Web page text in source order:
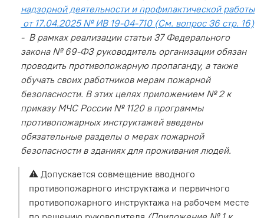
надзорной деятельности и профилактической работы
от 17.04.2025 № ИВ 19-04-710 (См. вопрос 36 стр. 16)
- В рамках реализации статьи 37 Федерального
закона № 69-ФЗ руководитель организации обязан
проводить противопожарную пропаганду, а также
обучать своих работников мерам пожарной
безопасности. В этих целях приложением № 2 к
приказу МЧС России № 1120 в программы
противопожарных инструктажей введены
обязательные разделы о мерах пожарной
безопасности в зданиях для проживания людей.
⚠️ Допускается совмещение вводного
противопожарного инструктажа и первичного
противопожарного инструктажа на рабочем месте